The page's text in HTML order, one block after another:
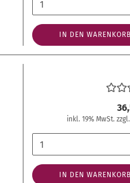
IN DEN WARENKORB
inkl. 19% MwSt. zzgl.
IN DEN WARENKORB